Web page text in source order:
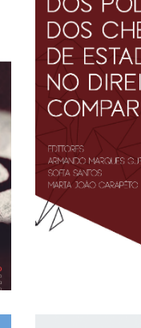
Os
de
FULL
CLICK